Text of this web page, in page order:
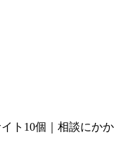
ト10個｜相談にか